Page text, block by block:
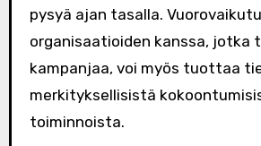
pysyä ajan tasalla.
organisaatioiden kanssa, jotka
kampanjaa, voi myös tuottaa
merkityksellisistä
toiminnoista.